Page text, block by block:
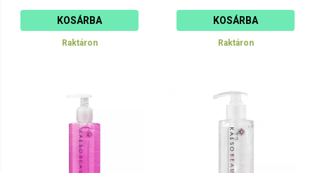
KOSÁRBA
Raktáron
KOSÁRBA
Raktáron